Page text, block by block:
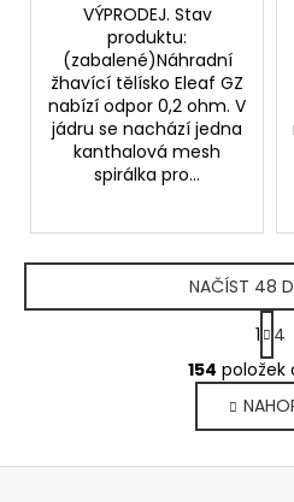
VÝPRODEJ. Stav
produktu:
(zabalené)Náhradní
žhavící tělísko Eleaf GZ
nabízí odpor 0,2 ohm. V
jádru se nachází jedna
kanthalová mesh
spirálka pro...
O
v
l
á
d
NAČÍST 48
S
t
r
á
n
k
1
4
154 položek
Z